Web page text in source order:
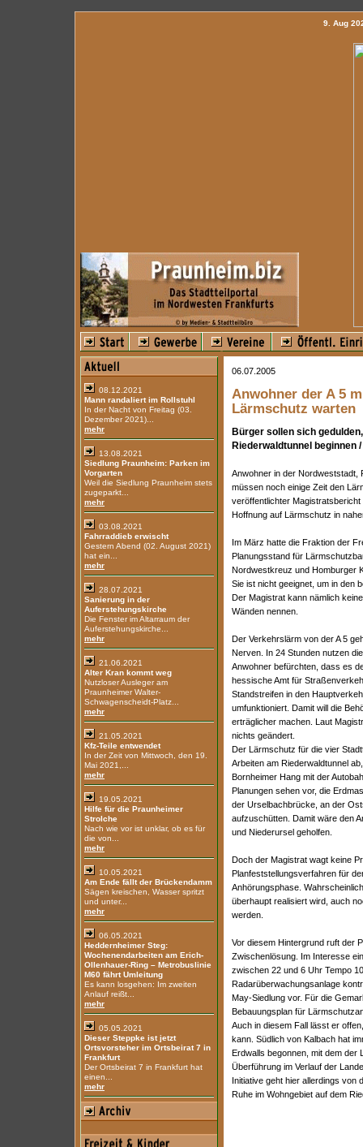
9. Aug
08.12.2021
Mann randaliert im Rollstuhl
In der Nacht von Freitag (03.
Dezember 2021)...
mehr
13.08.2021
Siedlung Praunheim: Parken im
Vorgarten
Weil die Siedlung Praunheim stets
zugeparkt...
mehr
03.08.2021
Fahrraddieb erwischt
Gestern Abend (02. August 2021)
hat ein...
mehr
28.07.2021
Sanierung in der
Auferstehungskirche
Die Fenster im Altarraum der
Auferstehungskirche...
mehr
21.06.2021
Alter Kran kommt weg
Nutzloser Ausleger am
Praunheimer Walter-
Schwagenscheidt-Platz...
mehr
21.05.2021
Kfz-Teile entwendet
In der Zeit von Mittwoch, den 19.
Mai 2021,...
mehr
19.05.2021
Hilfe für die Praunheimer
Strolche
Nach wie vor ist unklar, ob es für
die von...
mehr
10.05.2021
Am Ende fällt der Brückendamm
Sägen kreischen, Wasser spritzt
und unter...
mehr
06.05.2021
Heddernheimer Steg:
Wochenendarbeiten am Erich-
Ollenhauer-Ring – Metrobuslinie
M60 fährt Umleitung
Es kann losgehen: Im zweiten
Anlauf reißt...
mehr
05.05.2021
Dieser Steppke ist jetzt
Ortsvorsteher im Ortsbeirat 7 in
Frankfurt
Der Ortsbeirat 7 in Frankfurt hat
einen...
mehr
06.07.2005
Anwohner der A 5
Lärmschutz warten
Bürger sollen sich
Riederwaldtunnel beginnen
Anwohner in der Nordweststadt,
müssen noch einige Zeit den
veröffentlichter
Hoffnung auf Lärmschutz in
Im März hatte die Fraktion der
Planungsstand für
Nordwestkreuz und Homburger
Sie ist nicht geeignet, um in den
Der Magistrat kann nämlich
Wänden nennen.
Der Verkehrslärm von der A 5
Nerven. In 24 Stunden nutzen
Anwohner befürchten, dass es
hessische Amt für
Standstreifen in den
umfunktioniert. Damit will die
erträglicher machen. Laut
nichts geändert.
Der Lärmschutz für die vier
Arbeiten am Riederwaldtunnel
Bornheimer Hang mit der
Planungen sehen vor, die
der Urselbachbrücke, an der
aufzuschütten. Damit wäre den
und Niederursel geholfen.
Doch der Magistrat wagt keine
Planfeststellungsverfahren für
Anhörungsphase.
überhaupt realisiert wird, auch
werden.
Vor diesem Hintergrund ruft der
Zwischenlösung. Im Interesse
zwischen 22 und 6 Uhr Tempo
Radarüberwachungsanlage
May-Siedlung vor. Für die
Bebauungsplan für
Auch in diesem Fall lässt er
kann. Südlich von Kalbach hat
Erdwalls begonnen, mit dem
Überführung im Verlauf der
Initiative geht hier allerdings von
Ruhe im Wohngebiet auf dem